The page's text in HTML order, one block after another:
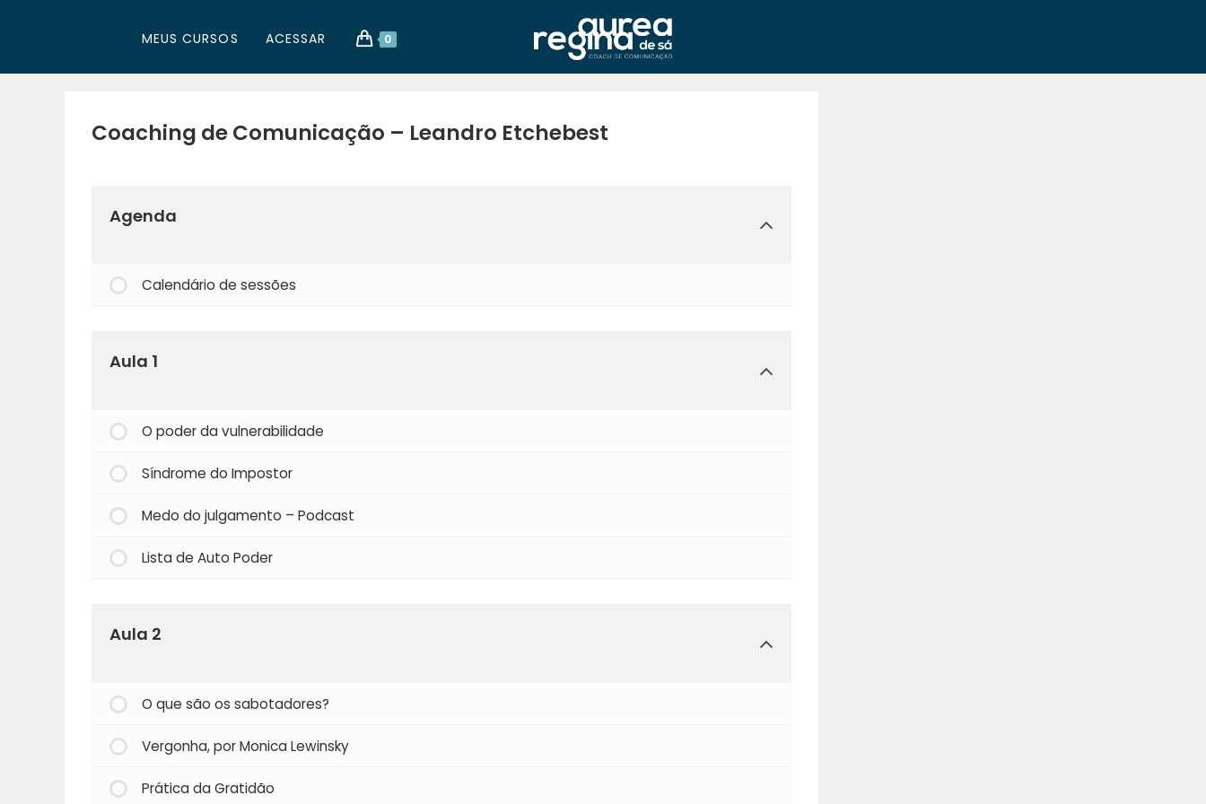
MEUS CURSOS ACESSAR 0
Coaching de Comunicação – Leandro Etchebest
Agenda
Calendário de sessões
Aula 1
O poder da vulnerabilidade
Síndrome do Impostor
Medo do julgamento – Podcast
Lista de Auto Poder
Aula 2
O que são os sabotadores?
Vergonha, por Monica Lewinsky
Prática da Gratidão